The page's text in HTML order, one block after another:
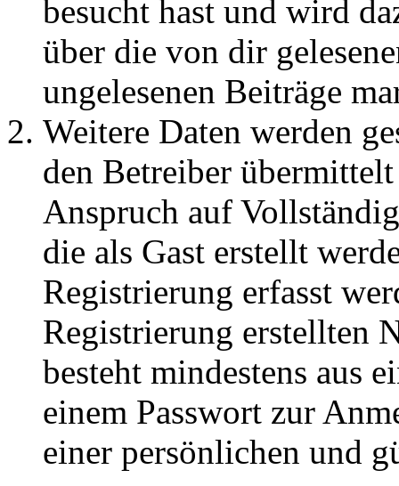
besucht hast und wird
über die von dir
ungelesenen Beiträge
Weitere Daten werden
den Betreiber
Anspruch auf
die als Gast erstellt
Registrierung erfasst
Registrierung erstellten
besteht mindestens aus
einem Passwort zur
einer persönlichen und